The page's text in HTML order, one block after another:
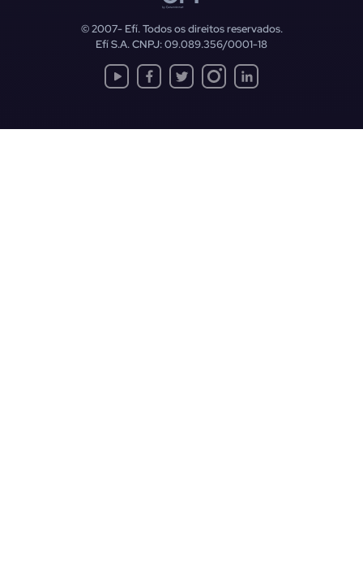
© 2007-Efí. Todos os direitos reservados.
Efí S.A. CNPJ: 09.089.356/0001-18